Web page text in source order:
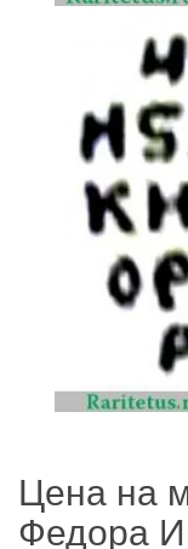
Цена на
Федора